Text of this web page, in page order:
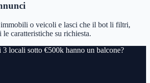
o veicoli e lasci che il bot li filtri,
caratteristiche su richiesta.
locali sotto €500k hanno un balcone?